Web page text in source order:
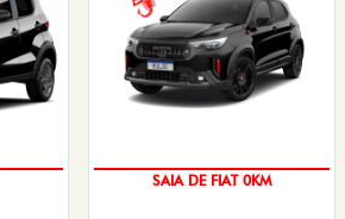
SAIA DE FIAT 0KM